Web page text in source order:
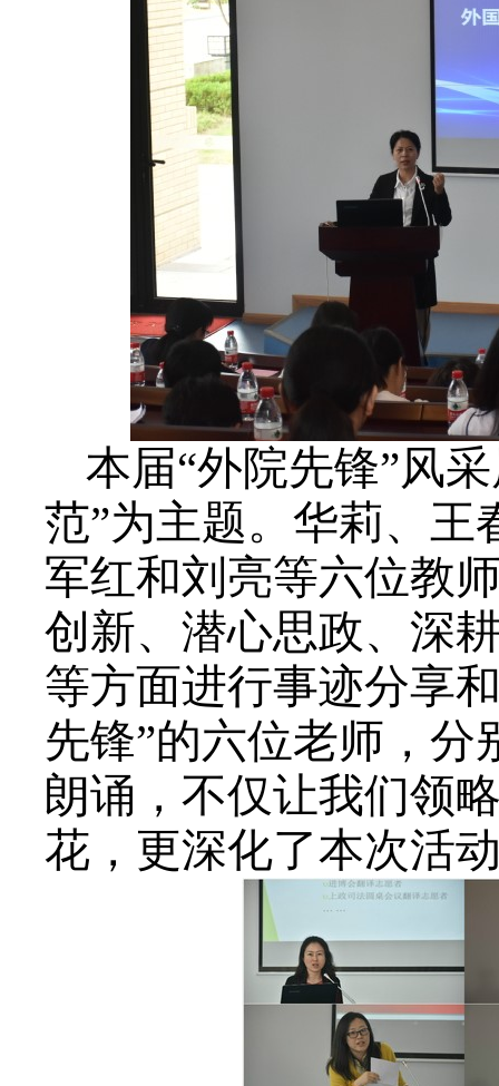
本届“外院先锋”风
范”为主题。华莉、王
军红和刘亮等六位教
创新、潜心思政、深
等方面进行事迹分享
先锋”的六位老师，
朗诵，不仅让我们领
花，更深化了本次活